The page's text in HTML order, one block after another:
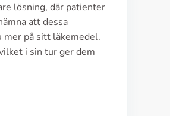
lösning, där patienter
att dessa
mer på sitt läkemedel.
i sin tur ger dem